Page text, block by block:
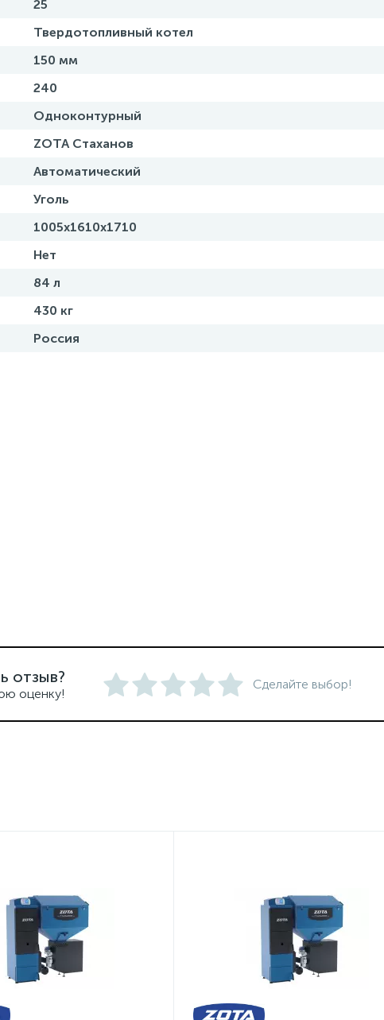
25
Твердотопливный котел
150 мм
240
Одноконтурный
ZOTA Стаханов
Автоматический
Уголь
1005х1610х1710
Нет
84 л
430 кг
Россия
отзыв?
оценку!
Сделайте выбор!